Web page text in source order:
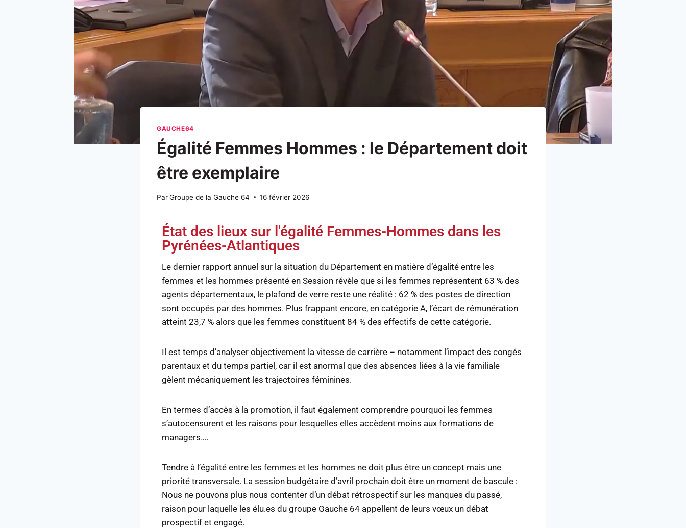
GAUCHE64
Égalité Femmes Hommes : le Département doit
être exemplaire
ParGroupe de la Gauche 64 16 février 2026
État des lieux sur l'égalité Femmes-Hommes dans les
Pyrénées-Atlantiques
Le dernier rapport annuel sur la situation du Département en matière d’égalité entre les
femmes et les hommes présenté en Session révèle que si les femmes représentent 63 % des
agents départementaux, le plafond de verre reste une réalité : 62 % des postes de direction
sont occupés par des hommes. Plus frappant encore, en catégorie A, l’écart de rémunération
atteint 23,7 % alors que les femmes constituent 84 % des effectifs de cette catégorie.
Il est temps d’analyser objectivement la vitesse de carrière – notamment l’impact des congés
parentaux et du temps partiel, car il est anormal que des absences liées à la vie familiale
gèlent mécaniquement les trajectoires féminines.
En termes d’accès à la promotion, il faut également comprendre pourquoi les femmes
s’autocensurent et les raisons pour lesquelles elles accèdent moins aux formations de
managers….
Tendre à l’égalité entre les femmes et les hommes ne doit plus être un concept mais une
priorité transversale. La session budgétaire d’avril prochain doit être un moment de bascule :
Nous ne pouvons plus nous contenter d’un débat rétrospectif sur les manques du passé,
raison pour laquelle les élu.es du groupe Gauche 64 appellent de leurs vœux un débat
prospectif et engagé.